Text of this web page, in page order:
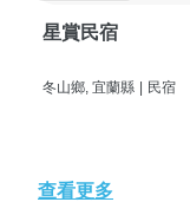
星賞民宿
冬山鄉, 宜蘭縣 民宿
查看更多